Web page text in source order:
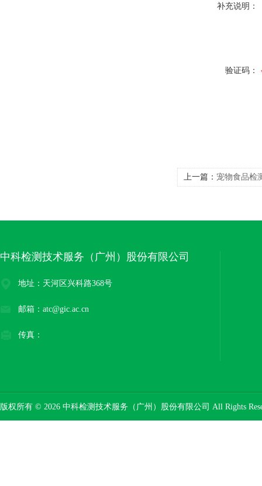
补充说明：
验证码：
上一篇： 宠物食品检
中科检测技术服务（广州）股份有限公司
地址：天河区兴科路368号
邮箱：atc@gic.ac.cn
传真：
版权所有 © 2026 中科检测技术服务（广州）股份有限公司 All Rights